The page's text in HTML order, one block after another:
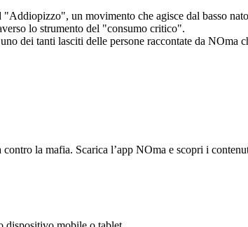
un movimento che agisce dal basso
lo strumento del "consumo critico".
dei tanti lasciti delle persone raccontate da
la mafia. Scarica l’app NOma e scopri i